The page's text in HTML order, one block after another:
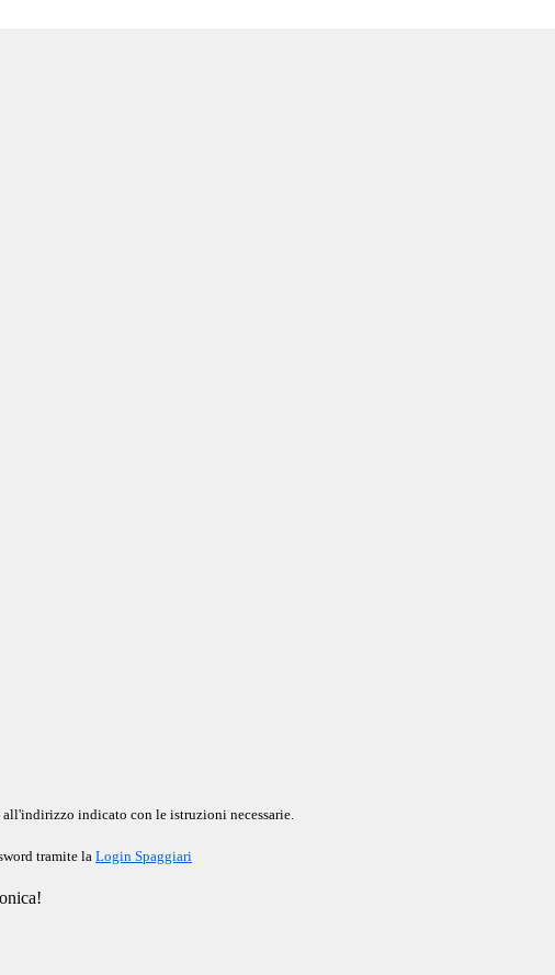
all'indirizzo indicato con le istruzioni necessarie.
tramite la Login Spaggiari